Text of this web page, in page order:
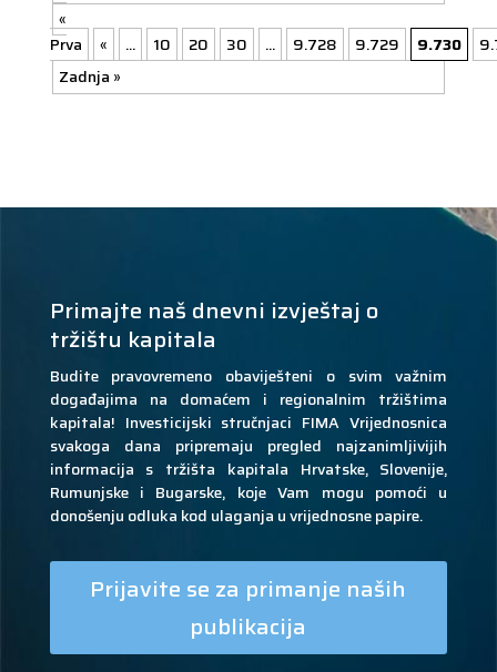
«
Prva
« ... 10 20 30 ... 9.728 9.729 9.730
Zadnja »
Primajte naš dnevni izvještaj o
tržištu kapitala
Budite pravovremeno obaviješteni o svim važnim
događajima na domaćem i regionalnim tržištima
kapitala! Investicijski stručnjaci FIMA Vrijednosnica
svakoga dana pripremaju pregled najzanimljivijih
informacija s tržišta kapitala Hrvatske, Slovenije,
Rumunjske i Bugarske, koje Vam mogu pomoći u
donošenju odluka kod ulaganja u vrijednosne papire.
Prijavite se za primanje naših
publikacija